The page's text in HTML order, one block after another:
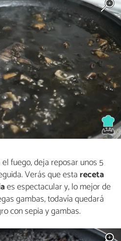
fuego, deja reposar unos 5
Verás que esta receta
es espectacular y, lo mejor de
gambas, todavía quedará
con sepia y gambas.